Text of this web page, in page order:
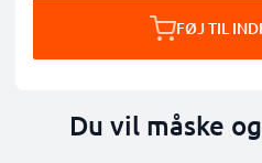
FØJ TIL
Du vil måske